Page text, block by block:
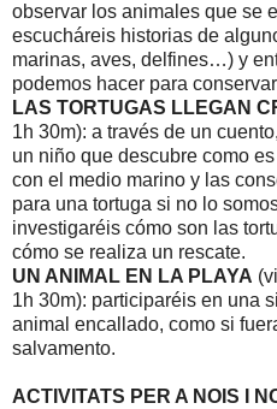
observar los animales que se
escucháreis historias de
marinas, aves, delfines…) y
podemos hacer para
LAS TORTUGAS LLEGAN
1h 30m): a través de un
un niño que descubre como
con el medio marino y las
para una tortuga si no lo
investigaréis cómo son las
cómo se realiza un rescate.
UN ANIMAL EN LA PLAYA
1h 30m): participaréis en una
animal encallado, como si
salvamento.
ACTIVITATS PER A NOIS I